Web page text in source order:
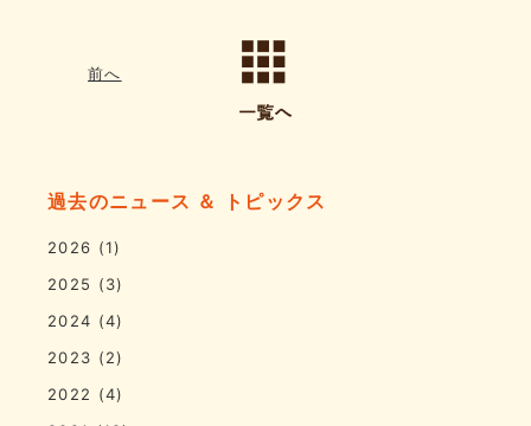
前へ
過去のニュース ＆ トピックス
2026 (1)
2025 (3)
2024 (4)
2023 (2)
2022 (4)